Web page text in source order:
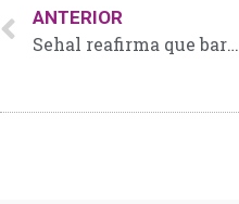
ANTERIOR
Sehal reafirma que bares, hotéis e restaurantes têm autorização para abrir aos domingos e feriados